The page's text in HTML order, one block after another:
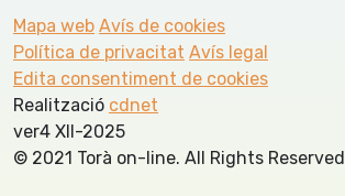
Mapa web Avís de cookies
Política de privacitat Avís legal
Edita consentiment de cookies
Realització cdnet
ver4 XII-2025
© 2021 Torà on-line. All Rights Reserved